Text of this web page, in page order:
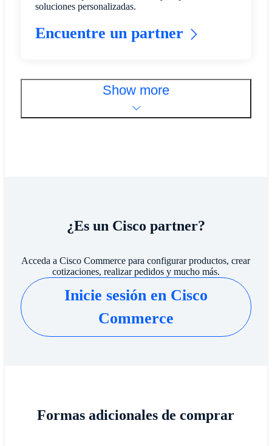
soluciones personalizadas.
Encuentre un partner
Show more
¿Es un Cisco partner?
Acceda a Cisco Commerce para configurar productos, crear
cotizaciones, realizar pedidos y mucho más.
Inicie sesión en Cisco
Commerce
Formas adicionales de comprar